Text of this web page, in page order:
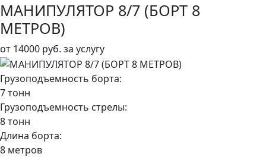
МАНИПУЛЯТОР 8/7 (БОРТ 8
МЕТРОВ)
от 14000 руб. за услугу
Грузоподъемность борта:
7 тонн
Грузоподъемность стрелы:
8 тонн
Длина борта:
8 метров